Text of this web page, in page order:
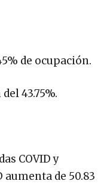
de ocupación.
43.75%.
COVID y
aumenta de 50.83